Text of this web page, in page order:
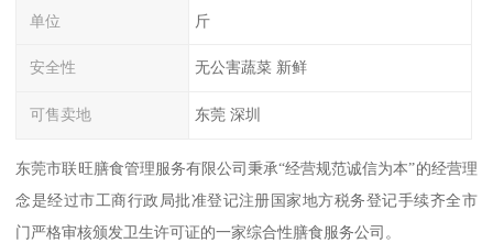
单位 斤
安全性 无公害蔬菜 新鲜
可售卖地 东莞 深圳
东莞市联旺膳食管理服务有限公司秉承“经营规范诚信为本”的经营理
念是经过市工商行政局批准登记注册国家地方税务登记手续齐全市
门严格审核颁发卫生许可证的一家综合性膳食服务公司。